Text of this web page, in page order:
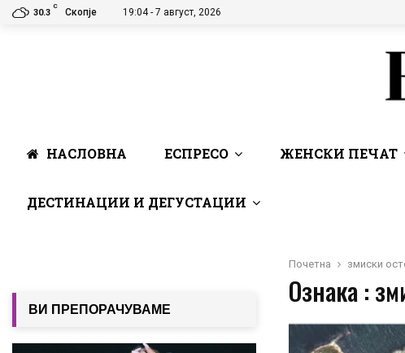
30.3
C
Скопје 19:04 - 7 август, 2026
НАСЛОВНА ЕСПРЕСО ЖЕНСКИ ПЕЧАТ
ДЕСТИНАЦИИ И ДЕГУСТАЦИИ
Почетна змиски
Ознака :
ВИ ПРЕПОРАЧУВАМЕ